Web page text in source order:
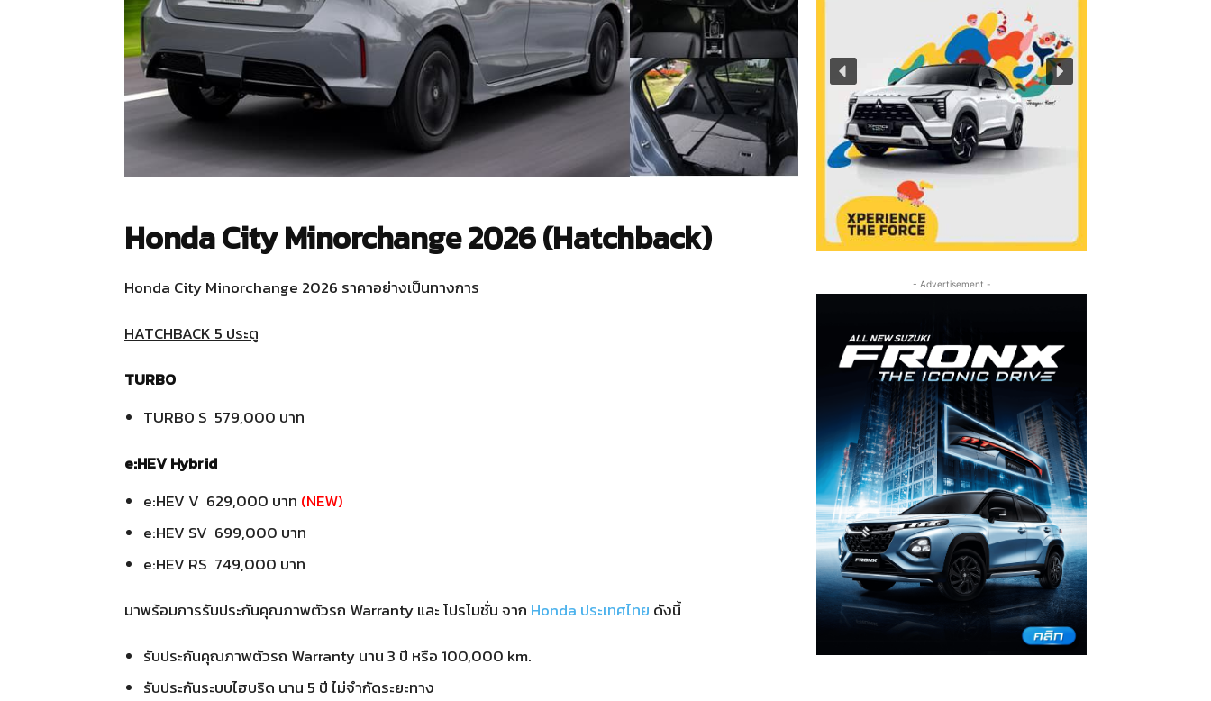
Honda City Minorchange 2026 (Hatchback)
Honda City Minorchange 2026 ราคาอย่างเป็นทางการ
HATCHBACK 5 ประตู
TURBO
TURBO S 579,000 บาท
e:HEV Hybrid
e:HEV V 629,000 บาท (NEW)
e:HEV SV 699,000 บาท
e:HEV RS 749,000 บาท
มาพร้อมการรับประกันคุณภาพตัวรถ Warranty และ โปรโมชั่น จาก Honda ประเทศไทย ดังนี้
รับประกันคุณภาพตัวรถ Warranty นาน 3 ปี หรือ 100,000 km.
รับประกันระบบไฮบริด นาน 5 ปี ไม่จำกัดระยะทาง
- Advertisement -